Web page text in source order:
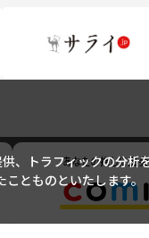
、トラフィックの分
とものといたします。